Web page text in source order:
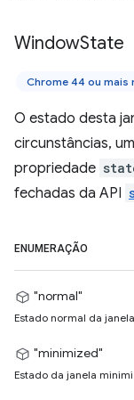
WindowState
Chrome 44 ou mais
O estado desta
circunstâncias,
propriedade
fechadas da API
ENUMERAÇÃO
"normal"
Estado normal da
"minimized"
Estado da janela